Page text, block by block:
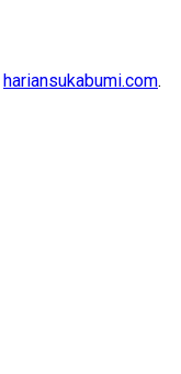
hariansukabumi.com.